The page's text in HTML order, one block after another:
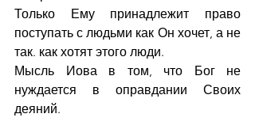
Только Ему принадлежит право
поступать с людьми как Он хочет, а не
так. как хотят этого люди.
Мысль Иова в том, что Бог не
нуждается в оправдании Своих
деяний.